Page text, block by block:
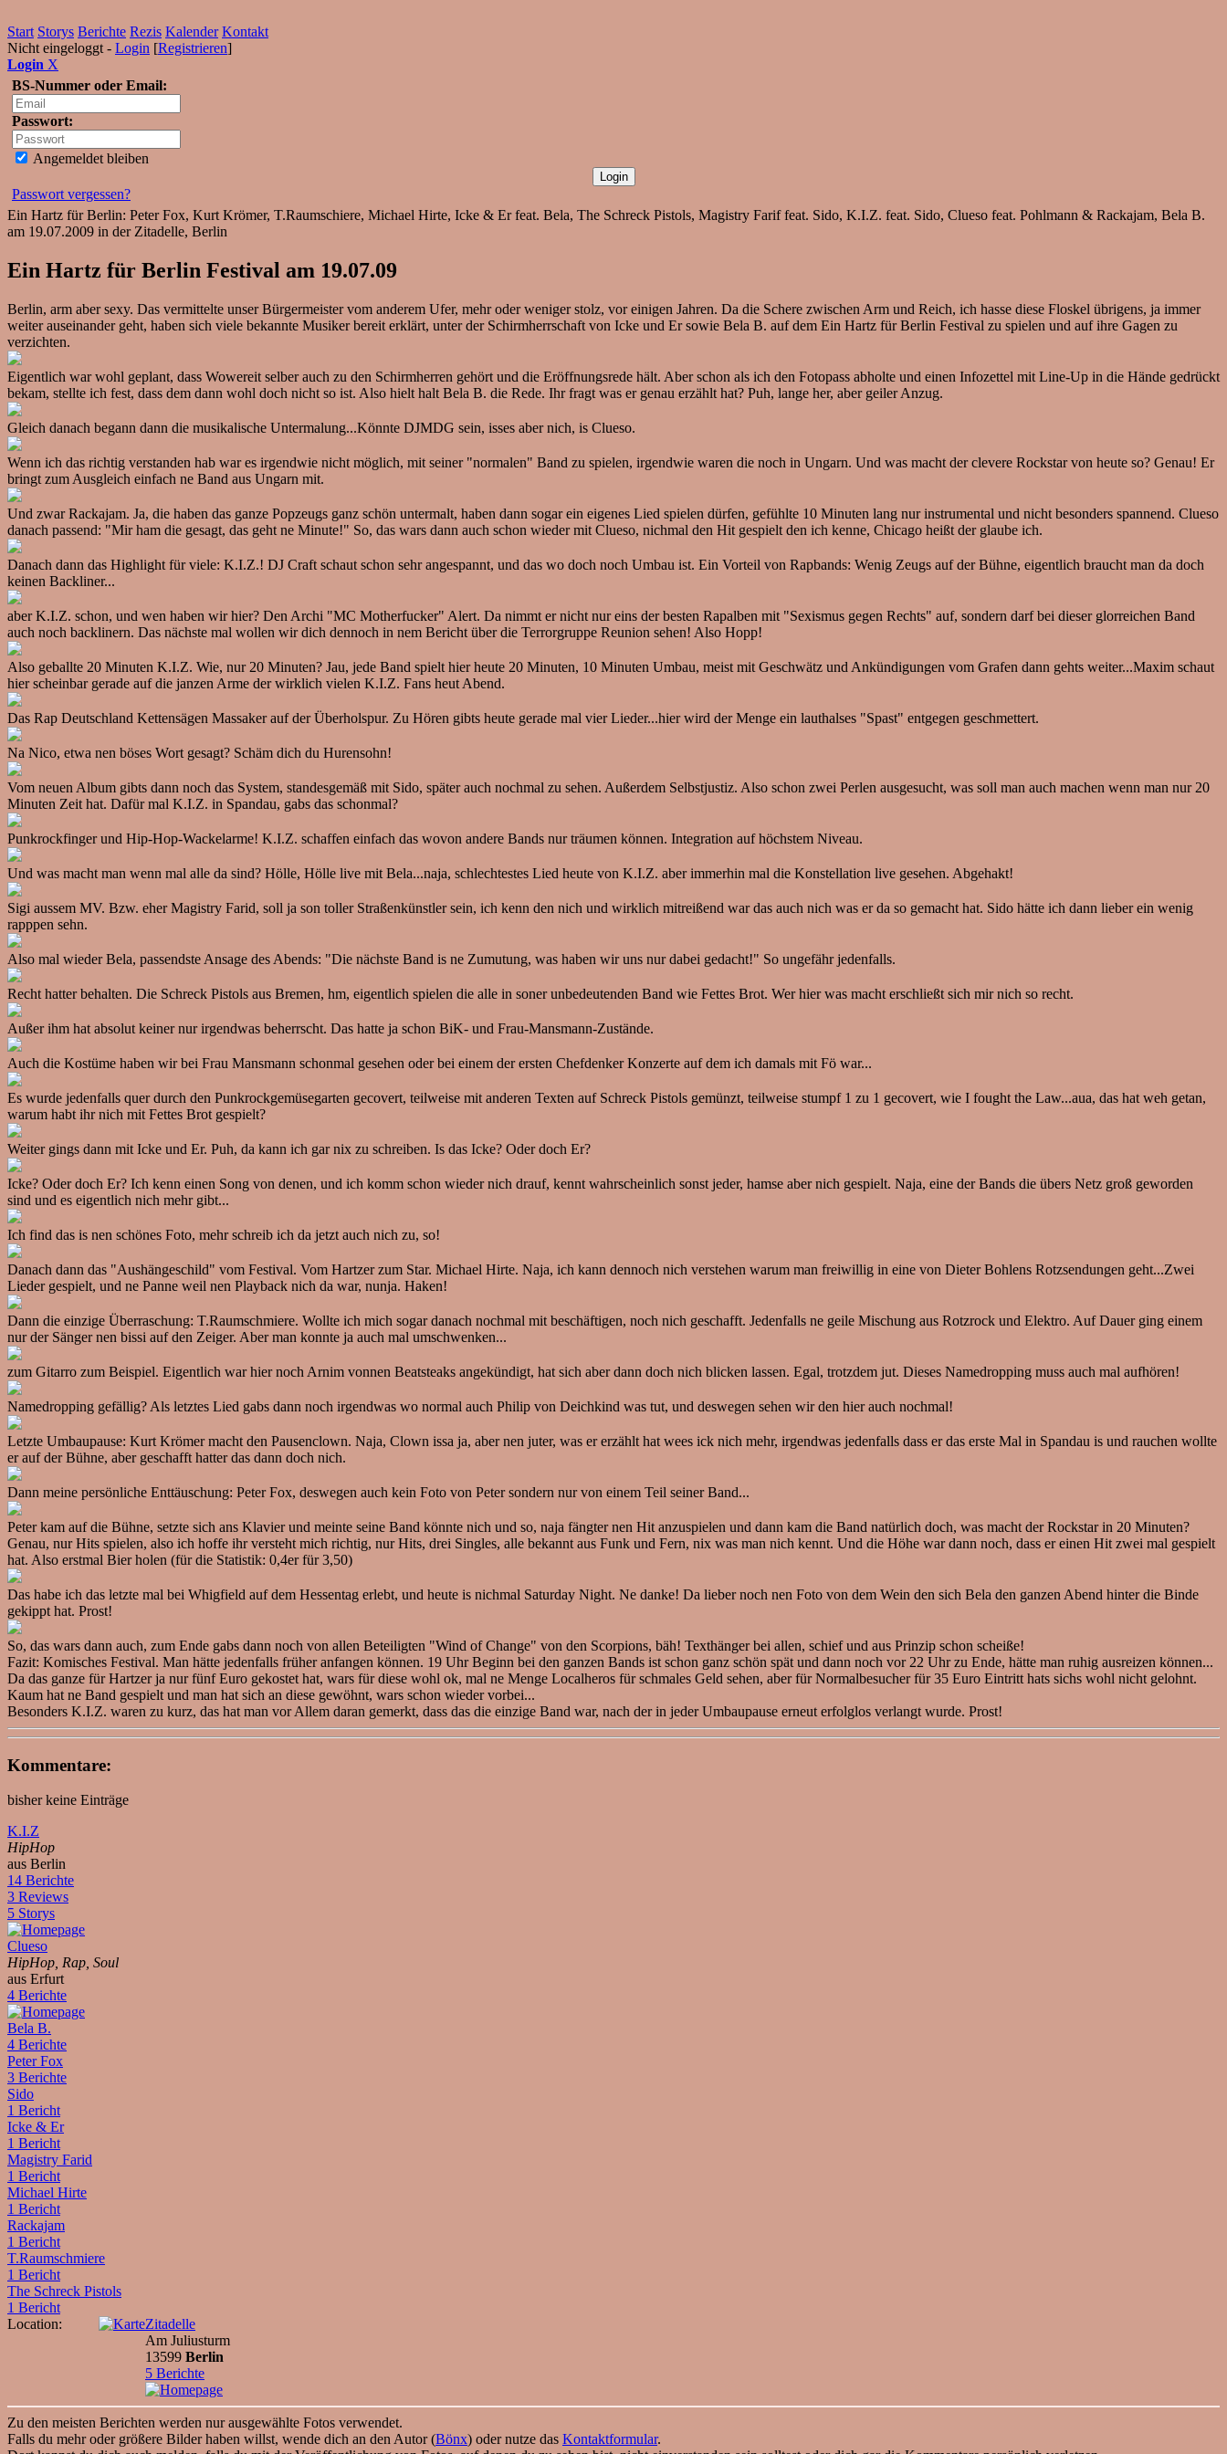
Start Storys Berichte Rezis Kalender Kontakt
Nicht eingeloggt - Login [Registrieren]
Login X
BS-Nummer oder Email:
Passwort:
Angemeldet bleiben
Passwort vergessen?
Ein Hartz für Berlin: Peter Fox, Kurt Krömer, T.Raumschiere, Michael Hirte, Icke & Er feat. Bela, The Schreck Pistols, Magistry Farif feat. Sido, K.I.Z. feat. Sido, Clueso feat. Pohlmann & Rackajam, Bela B.
am 19.07.2009 in der Zitadelle, Berlin
Ein Hartz für Berlin Festival am 19.07.09
Berlin, arm aber sexy. Das vermittelte unser Bürgermeister vom anderem Ufer, mehr oder weniger stolz, vor einigen Jahren. Da die Schere zwischen Arm und Reich, ich hasse diese Floskel übrigens, ja immer
weiter auseinander geht, haben sich viele bekannte Musiker bereit erklärt, unter der Schirmherrschaft von Icke und Er sowie Bela B. auf dem Ein Hartz für Berlin Festival zu spielen und auf ihre Gagen zu
verzichten.
Eigentlich war wohl geplant, dass Wowereit selber auch zu den Schirmherren gehört und die Eröffnungsrede hält. Aber schon als ich den Fotopass abholte und einen Infozettel mit Line-Up in die Hände gedrückt
bekam, stellte ich fest, dass dem dann wohl doch nicht so ist. Also hielt halt Bela B. die Rede. Ihr fragt was er genau erzählt hat? Puh, lange her, aber geiler Anzug.
Gleich danach begann dann die musikalische Untermalung...Könnte DJMDG sein, isses aber nich, is Clueso.
Wenn ich das richtig verstanden hab war es irgendwie nicht möglich, mit seiner "normalen" Band zu spielen, irgendwie waren die noch in Ungarn. Und was macht der clevere Rockstar von heute so? Genau! Er
bringt zum Ausgleich einfach ne Band aus Ungarn mit.
Und zwar Rackajam. Ja, die haben das ganze Popzeugs ganz schön untermalt, haben dann sogar ein eigenes Lied spielen dürfen, gefühlte 10 Minuten lang nur instrumental und nicht besonders spannend. Clueso
danach passend: "Mir ham die gesagt, das geht ne Minute!" So, das wars dann auch schon wieder mit Clueso, nichmal den Hit gespielt den ich kenne, Chicago heißt der glaube ich.
Danach dann das Highlight für viele: K.I.Z.! DJ Craft schaut schon sehr angespannt, und das wo doch noch Umbau ist. Ein Vorteil von Rapbands: Wenig Zeugs auf der Bühne, eigentlich braucht man da doch
keinen Backliner...
aber K.I.Z. schon, und wen haben wir hier? Den Archi "MC Motherfucker" Alert. Da nimmt er nicht nur eins der besten Rapalben mit "Sexismus gegen Rechts" auf, sondern darf bei dieser glorreichen Band
auch noch backlinern. Das nächste mal wollen wir dich dennoch in nem Bericht über die Terrorgruppe Reunion sehen! Also Hopp!
Also geballte 20 Minuten K.I.Z. Wie, nur 20 Minuten? Jau, jede Band spielt hier heute 20 Minuten, 10 Minuten Umbau, meist mit Geschwätz und Ankündigungen vom Grafen dann gehts weiter...Maxim schaut
hier scheinbar gerade auf die janzen Arme der wirklich vielen K.I.Z. Fans heut Abend.
Das Rap Deutschland Kettensägen Massaker auf der Überholspur. Zu Hören gibts heute gerade mal vier Lieder...hier wird der Menge ein lauthalses "Spast" entgegen geschmettert.
Na Nico, etwa nen böses Wort gesagt? Schäm dich du Hurensohn!
Vom neuen Album gibts dann noch das System, standesgemäß mit Sido, später auch nochmal zu sehen. Außerdem Selbstjustiz. Also schon zwei Perlen ausgesucht, was soll man auch machen wenn man nur 20
Minuten Zeit hat. Dafür mal K.I.Z. in Spandau, gabs das schonmal?
Punkrockfinger und Hip-Hop-Wackelarme! K.I.Z. schaffen einfach das wovon andere Bands nur träumen können. Integration auf höchstem Niveau.
Und was macht man wenn mal alle da sind? Hölle, Hölle live mit Bela...naja, schlechtestes Lied heute von K.I.Z. aber immerhin mal die Konstellation live gesehen. Abgehakt!
Sigi aussem MV. Bzw. eher Magistry Farid, soll ja son toller Straßenkünstler sein, ich kenn den nich und wirklich mitreißend war das auch nich was er da so gemacht hat. Sido hätte ich dann lieber ein wenig
rapppen sehn.
Also mal wieder Bela, passendste Ansage des Abends: "Die nächste Band is ne Zumutung, was haben wir uns nur dabei gedacht!" So ungefähr jedenfalls.
Recht hatter behalten. Die Schreck Pistols aus Bremen, hm, eigentlich spielen die alle in soner unbedeutenden Band wie Fettes Brot. Wer hier was macht erschließt sich mir nich so recht.
Außer ihm hat absolut keiner nur irgendwas beherrscht. Das hatte ja schon BiK- und Frau-Mansmann-Zustände.
Auch die Kostüme haben wir bei Frau Mansmann schonmal gesehen oder bei einem der ersten Chefdenker Konzerte auf dem ich damals mit Fö war...
Es wurde jedenfalls quer durch den Punkrockgemüsegarten gecovert, teilweise mit anderen Texten auf Schreck Pistols gemünzt, teilweise stumpf 1 zu 1 gecovert, wie I fought the Law...aua, das hat weh getan,
warum habt ihr nich mit Fettes Brot gespielt?
Weiter gings dann mit Icke und Er. Puh, da kann ich gar nix zu schreiben. Is das Icke? Oder doch Er?
Icke? Oder doch Er? Ich kenn einen Song von denen, und ich komm schon wieder nich drauf, kennt wahrscheinlich sonst jeder, hamse aber nich gespielt. Naja, eine der Bands die übers Netz groß geworden
sind und es eigentlich nich mehr gibt...
Ich find das is nen schönes Foto, mehr schreib ich da jetzt auch nich zu, so!
Danach dann das "Aushängeschild" vom Festival. Vom Hartzer zum Star. Michael Hirte. Naja, ich kann dennoch nich verstehen warum man freiwillig in eine von Dieter Bohlens Rotzsendungen geht...Zwei
Lieder gespielt, und ne Panne weil nen Playback nich da war, nunja. Haken!
Dann die einzige Überraschung: T.Raumschmiere. Wollte ich mich sogar danach nochmal mit beschäftigen, noch nich geschafft. Jedenfalls ne geile Mischung aus Rotzrock und Elektro. Auf Dauer ging einem
nur der Sänger nen bissi auf den Zeiger. Aber man konnte ja auch mal umschwenken...
zum Gitarro zum Beispiel. Eigentlich war hier noch Arnim vonnen Beatsteaks angekündigt, hat sich aber dann doch nich blicken lassen. Egal, trotzdem jut. Dieses Namedropping muss auch mal aufhören!
Namedropping gefällig? Als letztes Lied gabs dann noch irgendwas wo normal auch Philip von Deichkind was tut, und deswegen sehen wir den hier auch nochmal!
Letzte Umbaupause: Kurt Krömer macht den Pausenclown. Naja, Clown issa ja, aber nen juter, was er erzählt hat wees ick nich mehr, irgendwas jedenfalls dass er das erste Mal in Spandau is und rauchen wollte
er auf der Bühne, aber geschafft hatter das dann doch nich.
Dann meine persönliche Enttäuschung: Peter Fox, deswegen auch kein Foto von Peter sondern nur von einem Teil seiner Band...
Peter kam auf die Bühne, setzte sich ans Klavier und meinte seine Band könnte nich und so, naja fängter nen Hit anzuspielen und dann kam die Band natürlich doch, was macht der Rockstar in 20 Minuten?
Genau, nur Hits spielen, also ich hoffe ihr versteht mich richtig, nur Hits, drei Singles, alle bekannt aus Funk und Fern, nix was man nich kennt. Und die Höhe war dann noch, dass er einen Hit zwei mal gespielt
hat. Also erstmal Bier holen (für die Statistik: 0,4er für 3,50)
Das habe ich das letzte mal bei Whigfield auf dem Hessentag erlebt, und heute is nichmal Saturday Night. Ne danke! Da lieber noch nen Foto von dem Wein den sich Bela den ganzen Abend hinter die Binde
gekippt hat. Prost!
So, das wars dann auch, zum Ende gabs dann noch von allen Beteiligten "Wind of Change" von den Scorpions, bäh! Texthänger bei allen, schief und aus Prinzip schon scheiße!
Fazit: Komisches Festival. Man hätte jedenfalls früher anfangen können. 19 Uhr Beginn bei den ganzen Bands ist schon ganz schön spät und dann noch vor 22 Uhr zu Ende, hätte man ruhig ausreizen können...
Da das ganze für Hartzer ja nur fünf Euro gekostet hat, wars für diese wohl ok, mal ne Menge Localheros für schmales Geld sehen, aber für Normalbesucher für 35 Euro Eintritt hats sichs wohl nicht gelohnt.
Kaum hat ne Band gespielt und man hat sich an diese gewöhnt, wars schon wieder vorbei...
Besonders K.I.Z. waren zu kurz, das hat man vor Allem daran gemerkt, dass das die einzige Band war, nach der in jeder Umbaupause erneut erfolglos verlangt wurde. Prost!
Kommentare:
bisher keine Einträge
K.I.Z
HipHop
aus Berlin
14 Berichte
3 Reviews
5 Storys
Clueso
HipHop, Rap, Soul
aus Erfurt
4 Berichte
Bela B.
4 Berichte
Peter Fox
3 Berichte
Sido
1 Bericht
Icke & Er
1 Bericht
Magistry Farid
1 Bericht
Michael Hirte
1 Bericht
Rackajam
1 Bericht
T.Raumschmiere
1 Bericht
The Schreck Pistols
1 Bericht
Location:
Zitadelle
Am Juliusturm
13599 Berlin
5 Berichte
Zu den meisten Berichten werden nur ausgewählte Fotos verwendet.
Falls du mehr oder größere Bilder haben willst, wende dich an den Autor (Bönx) oder nutze das Kontaktformular.